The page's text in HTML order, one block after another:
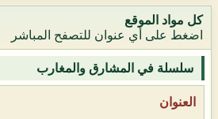
كل مواد الموقع
اضغط على أي عنوان للتصفح المباشر
سلسلة في المشارق والمغارب